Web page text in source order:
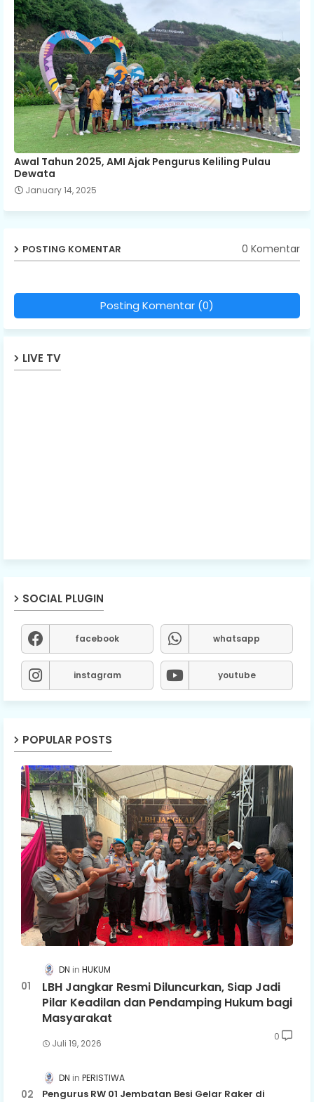
Awal Tahun 2025, AMI Ajak Pengurus Keliling Pulau
Dewata
January 14, 2025
POSTING KOMENTAR 0 Komentar
Posting Komentar (0)
LIVE TV
SOCIAL PLUGIN
facebook whatsapp
instagram youtube
POPULAR POSTS
DN HUKUM
LBH Jangkar Resmi Diluncurkan, Siap Jadi
Pilar Keadilan dan Pendamping Hukum bagi
Masyarakat
Juli 19, 2026
0
DN PERISTIWA
Pengurus RW 01 Jembatan Besi Gelar Raker di